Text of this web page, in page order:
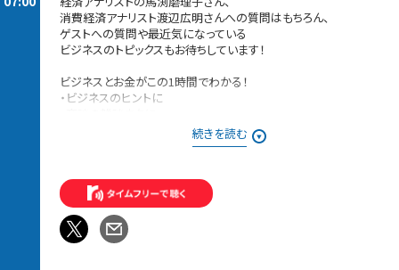
消費経済アナリスト渡辺広明さんへの質問はもちろん、
ゲストへの質問や最近気になっている
ビジネスのトピックスもお待ちしています！
ビジネスとお金がこの1時間でわかる！
・ビジネスのヒントに
何気なく聴いても勉強になったり、
ビジネスに興味を持つきっかけにも？
＊時間多少前後する場合があります。
また、内容も一部変更となる場合があります＊
続きを読む